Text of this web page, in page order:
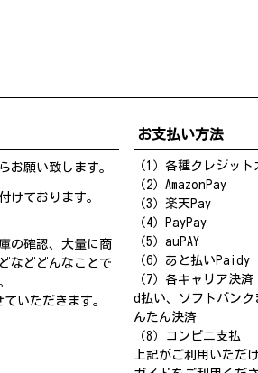
お願い致します。
けております。
の確認、大量に商
などどんなことで
いただきます。
お支払い方法
（1）各種クレジット
（2）AmazonPay
（3）楽天Pay
（4）PayPay
（5）auPAY
（6）あと払いPaidy
（7）各キャリア決済
d払い、ソフトバン
んたん決済
（8）コンビニ支払
上記がご利用いただ